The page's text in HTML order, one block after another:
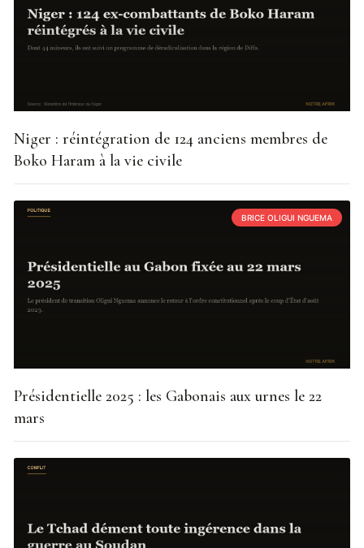
Niger : réintégration de 124 anciens membres de
Boko Haram à la vie civile
BRICE OLIGUI NGUEMA
Présidentielle 2025 : les Gabonais aux urnes le 22
mars